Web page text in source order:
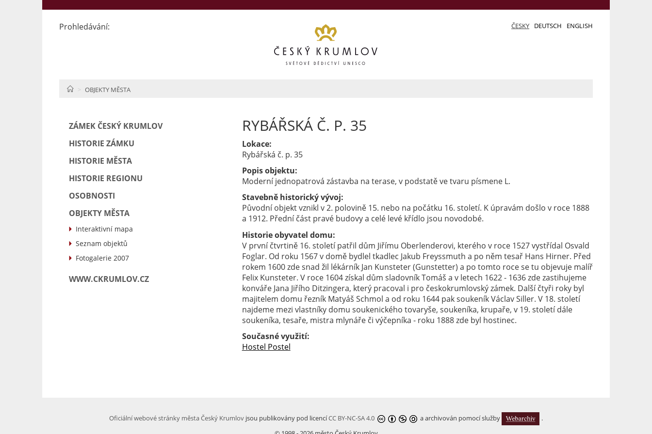
Prohledávání: ČESKY DEUTSCH ENGLISH
HOMEOBJEKTY MĚSTA
ZÁMEK ČESKÝ KRUMLOV
HISTORIE ZÁMKU
HISTORIE MĚSTA
HISTORIE REGIONU
OSOBNOSTI
OBJEKTY MĚSTA
Interaktivní mapa
Seznam objektů
Fotogalerie 2007
WWW.CKRUMLOV.CZ
RYBÁŘSKÁ Č. P. 35
Lokace:
Rybářská č. p. 35
Popis objektu:
Moderní jednopatrová zástavba na terase, v podstatě ve tvaru písmene L.
Stavebně historický vývoj:
Původní objekt vznikl v 2. polovině 15. nebo na počátku 16. století. K úpravám došlo v roce 1888
a 1912. Přední část pravé budovy a celé levé křídlo jsou novodobé.
Historie obyvatel domu:
V první čtvrtině 16. století patřil dům Jiřímu Oberlenderovi, kterého v roce 1527 vystřídal Osvald
Foglar. Od roku 1567 v domě bydlel tkadlec Jakub Freyssmuth a po něm tesař Hans Hirner. Před
rokem 1600 zde snad žil lékárník Jan Kunsteter (Gunstetter) a po tomto roce se tu objevuje malíř
Felix Kunsteter. V roce 1604 získal dům sladovník Tomáš a v letech 1622 - 1636 zde zastihujeme
konváře Jana Jiřího Ditzingera, který pracoval i pro českokrumlovský zámek. Další čtyři roky byl
majitelem domu řezník Matyáš Schmol a od roku 1644 pak soukeník Václav Siller. V 18. století
najdeme mezi vlastníky domu soukenického tovaryše, soukeníka, krupaře, v 19. století dále
soukeníka, tesaře, mistra mlynáře či výčepníka - roku 1888 zde byl hostinec.
Současné využití:
Hostel Postel
Oficiální webové stránky města Český Krumlovjsou publikovány pod licencíCC BY-NC-SA 4.0 a archivován pomocí služby
.